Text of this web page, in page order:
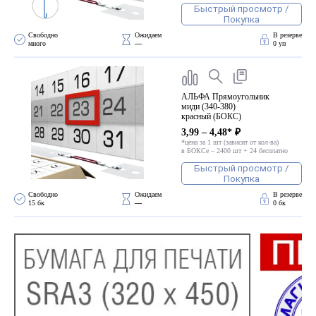
Быстрый просмотр /
Покупка
Свободно
много
Ожидаем
—
В резерве
0 уп
АЛЬФА Прямоугольник
миди (340-380)
красный (БОКС)
3,99 – 4,48* ₽
*цена за 1 шт (зависит от кол-ва)
в БОКСе – 2400 шт + 24 бесплатно
Быстрый просмотр /
Покупка
Свободно
15 бк
Ожидаем
—
В резерве
0 бк